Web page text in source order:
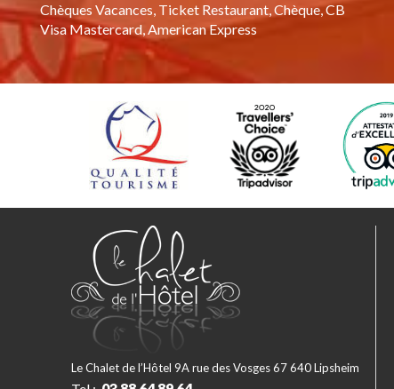
Chèques Vacances, Ticket Restaurant, Chèque, CB
Visa Mastercard, American Express
Le Chalet de l’Hôtel 9A rue des Vosges 67 640 Lipsheim